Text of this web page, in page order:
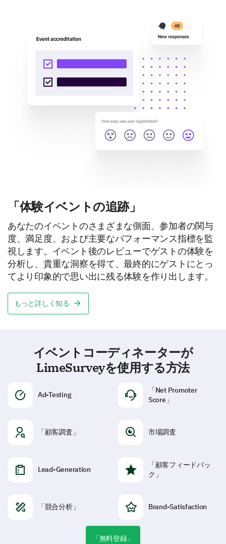
「体験イベントの追跡」
あなたのイベントのさまざまな側面、参加者の関与
度、満足度、および主要なパフォーマンス指標を監
視します。イベント後のレビューでゲストの体験を
分析し、貴重な洞察を得て、最終的にゲストにとっ
てより印象的で思い出に残る体験を作り出します。
もっと詳しく知る
イベントコーディネーターが
LimeSurveyを使用する方法
Ad-Testing
「Net Promoter
Score」
「顧客調査」 市場調査
Lead-Generation
「顧客フィードバッ
ク」
「競合分析」 Brand-Satisfaction
「無料登録」